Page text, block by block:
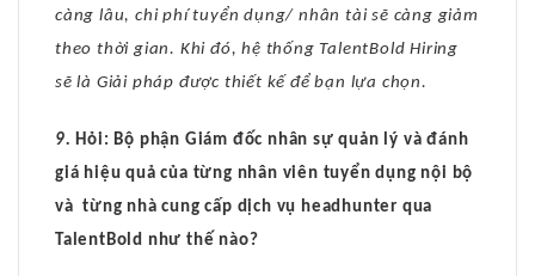
càng lâu, chi phí tuyển dụng/ nhân tài sẽ càng giảm
theo thời gian. Khi đó, hệ thống TalentBold Hiring
sẽ là Giải pháp được thiết kế để bạn lựa chọn.
9. Hỏi: Bộ phận Giám đốc nhân sự quản lý và đánh
giá hiệu quả của từng nhân viên tuyển dụng nội bộ
và từng nhà cung cấp dịch vụ headhunter qua
TalentBold như thế nào?